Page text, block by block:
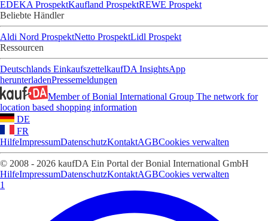
EDEKA ProspektKaufland ProspektREWE Prospekt
Beliebte Händler
Aldi Nord ProspektNetto ProspektLidl Prospekt
Ressourcen
Deutschlands EinkaufszettelkaufDA InsightsApp
herunterladenPressemeldungen
Member of Bonial International Group The network for
location based shopping information
DE
FR
HilfeImpressumDatenschutzKontaktAGBCookies verwalten
© 2008 - 2026 kaufDA Ein Portal der Bonial International GmbH
HilfeImpressumDatenschutzKontaktAGBCookies verwalten
1